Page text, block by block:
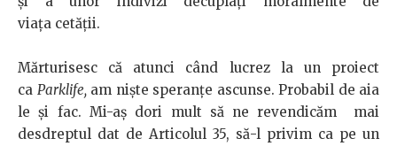
viața cetății.
Mărturisesc că atunci când lucrez la un proiect
ca Parklife,am niște speranțe ascunse. Probabil de aia
le și fac. Mi-aș dori mult să ne revendicăm mai
desdreptul dat de Articolul 35, să-l privim ca pe un